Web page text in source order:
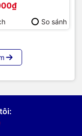
So sánh